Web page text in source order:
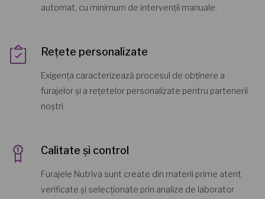
automat, cu minimum de intervenții manuale.
Rețete personalizate
Exigența caracterizează procesul de obținere a
furajelor și a rețetelor personalizate pentru partenerii
noștri.
Calitate și control
Furajele Nutriva sunt create din materii prime atent
verificate și selecționate prin analize de laborator